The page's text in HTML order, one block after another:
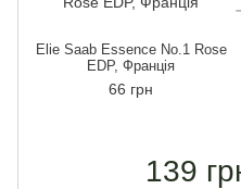
Elie Saab Essence No.1 Rose
EDP, Франція
66 грн
139